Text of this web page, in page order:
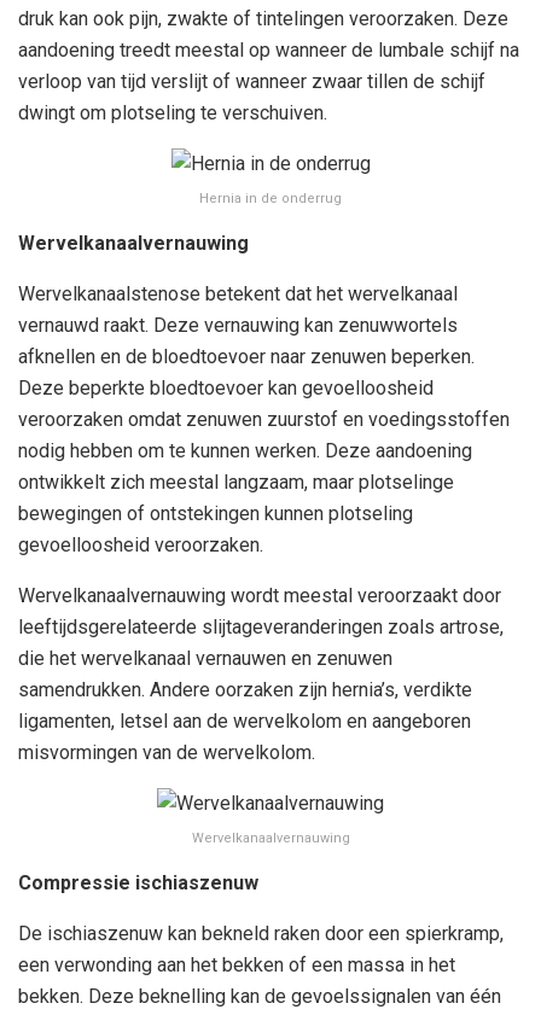
druk kan ook pijn, zwakte of tintelingen veroorzaken. Deze
aandoening treedt meestal op wanneer de lumbale schijf na
verloop van tijd verslijt of wanneer zwaar tillen de schijf
dwingt om plotseling te verschuiven.
Hernia in de onderrug
Wervelkanaalvernauwing
Wervelkanaalstenose betekent dat het wervelkanaal
vernauwd raakt. Deze vernauwing kan zenuwwortels
afknellen en de bloedtoevoer naar zenuwen beperken.
Deze beperkte bloedtoevoer kan gevoelloosheid
veroorzaken omdat zenuwen zuurstof en voedingsstoffen
nodig hebben om te kunnen werken. Deze aandoening
ontwikkelt zich meestal langzaam, maar plotselinge
bewegingen of ontstekingen kunnen plotseling
gevoelloosheid veroorzaken.
Wervelkanaalvernauwing wordt meestal veroorzaakt door
leeftijdsgerelateerde slijtageveranderingen zoals artrose,
die het wervelkanaal vernauwen en zenuwen
samendrukken. Andere oorzaken zijn hernia’s, verdikte
ligamenten, letsel aan de wervelkolom en aangeboren
misvormingen van de wervelkolom.
Wervelkanaalvernauwing
Compressie ischiaszenuw
De ischiaszenuw kan bekneld raken door een spierkramp,
een verwonding aan het bekken of een massa in het
bekken. Deze beknelling kan de gevoelssignalen van één